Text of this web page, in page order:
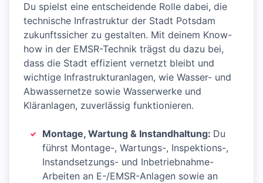
Du spielst eine entscheidende Rolle dabei, die
technische Infrastruktur der Stadt Potsdam
zukunftssicher zu gestalten. Mit deinem Know-
how in der EMSR-Technik trägst du dazu bei,
dass die Stadt effizient vernetzt bleibt und
wichtige Infrastrukturanlagen, wie Wasser- und
Abwassernetze sowie Wasserwerke und
Kläranlagen, zuverlässig funktionieren.
Montage, Wartung & Instandhaltung: Du
führst Montage-, Wartungs-, Inspektions-,
Instandsetzungs- und Inbetriebnahme-
Arbeiten an E-/EMSR-Anlagen sowie an